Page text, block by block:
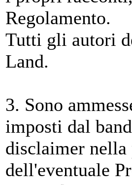
Regolamento.
Tutti gli autori
Land.
3. Sono
imposti dal
disclaimer
dell'eventuale